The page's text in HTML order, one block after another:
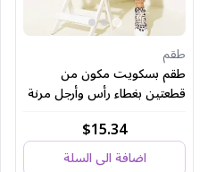
طقم
طقم بسكويت مكون من
قطعتين بغطاء رأس وأرجل مرنة
$15.34
اضافة الى السلة